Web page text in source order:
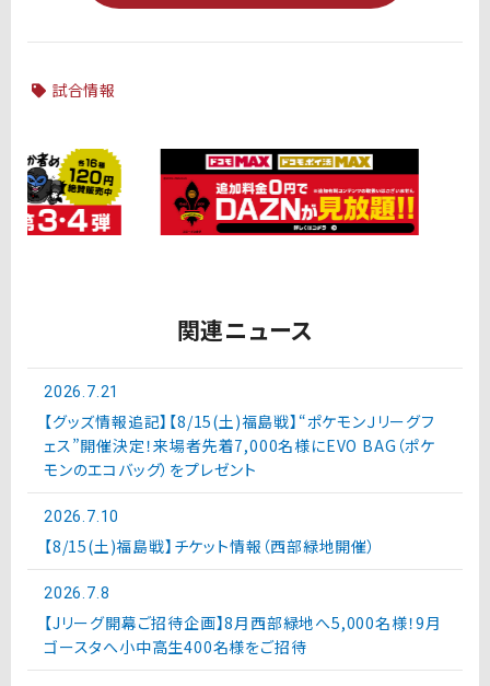
試合情報
関連ニュース
2026.7.21
【グッズ情報追記】【8/15(土)福島戦】“ポケモンＪリーグフ
ェス”開催決定！来場者先着7,000名様にEVO BAG（ポケ
モンのエコバッグ）をプレゼント
2026.7.10
【8/15(土)福島戦】チケット情報（西部緑地開催）
2026.7.8
【Jリーグ開幕ご招待企画】8月西部緑地へ5,000名様！9月
ゴースタへ小中高生400名様をご招待